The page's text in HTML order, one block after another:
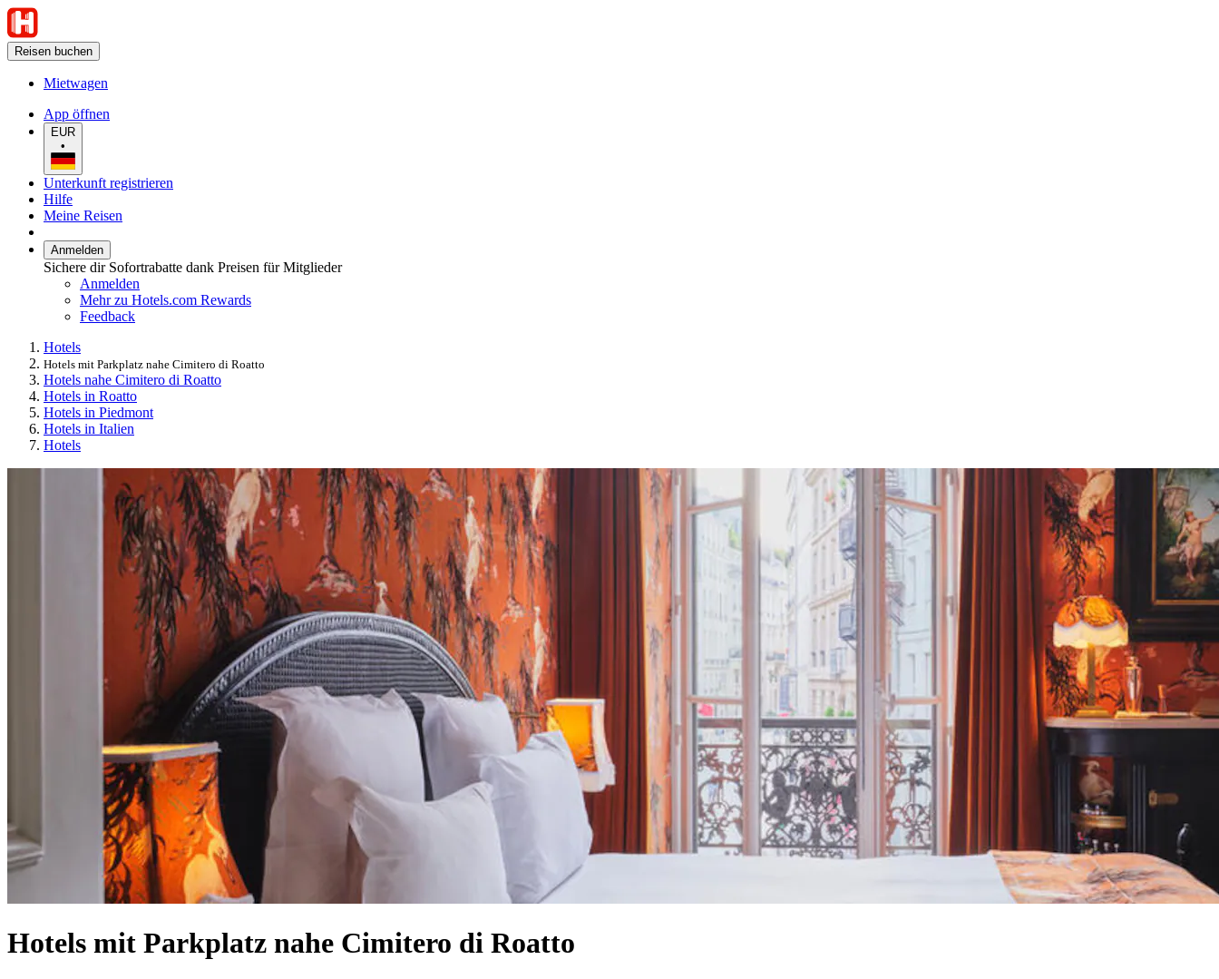
Reisen buchen
Mietwagen
App öffnen
EUR
•
Unterkunft registrieren
Hilfe
Meine Reisen
Anmelden
Sichere dir Sofortrabatte dank Preisen für Mitglieder
Anmelden
Mehr zu Hotels.com Rewards
Feedback
Hotels
Hotels mit Parkplatz nahe Cimitero di Roatto
Hotels nahe Cimitero di Roatto
Hotels in Roatto
Hotels in Piedmont
Hotels in Italien
Hotels
Hotels mit Parkplatz nahe Cimitero di Roatto